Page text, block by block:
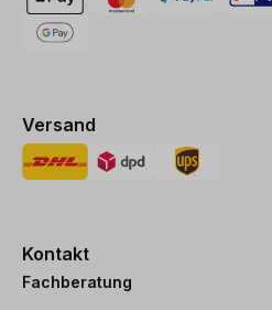
Versand
Kontakt
Fachberatung